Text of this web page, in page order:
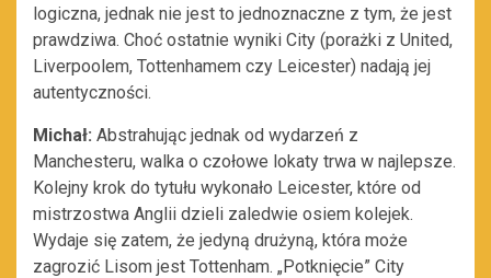
logiczna, jednak nie jest to jednoznaczne z tym, że jest
prawdziwa. Choć ostatnie wyniki City (porażki z United,
Liverpoolem, Tottenhamem czy Leicester) nadają jej
autentyczności.
Michał: Abstrahując jednak od wydarzeń z
Manchesteru, walka o czołowe lokaty trwa w najlepsze.
Kolejny krok do tytułu wykonało Leicester, które od
mistrzostwa Anglii dzieli zaledwie osiem kolejek.
Wydaje się zatem, że jedyną drużyną, która może
zagrozić Lisom jest Tottenham. „Potknięcie” City